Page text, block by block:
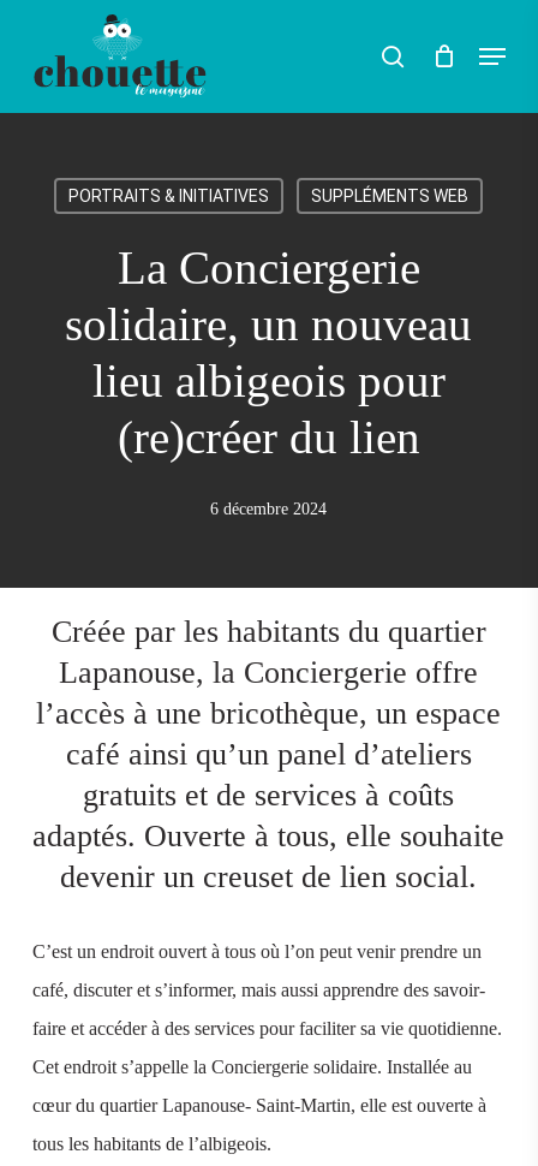
Rechercher
search Menu
PORTRAITS & INITIATIVES SUPPLÉMENTS WEB
La Conciergerie
solidaire, un nouveau
lieu albigeois pour
(re)créer du lien
6 décembre 2024
Créée par les habitants du quartier
Lapanouse, la Conciergerie offre
l’accès à une bricothèque, un espace
café ainsi qu’un panel d’ateliers
gratuits et de services à coûts
adaptés. Ouverte à tous, elle souhaite
devenir un creuset de lien social.
C’est un endroit ouvert à tous où l’on peut venir prendre un
café, discuter et s’informer, mais aussi apprendre des savoir-
faire et accéder à des services pour faciliter sa vie quotidienne.
Cet endroit s’appelle la Conciergerie solidaire. Installée au
cœur du quartier Lapanouse- Saint-Martin, elle est ouverte à
tous les habitants de l’albigeois.